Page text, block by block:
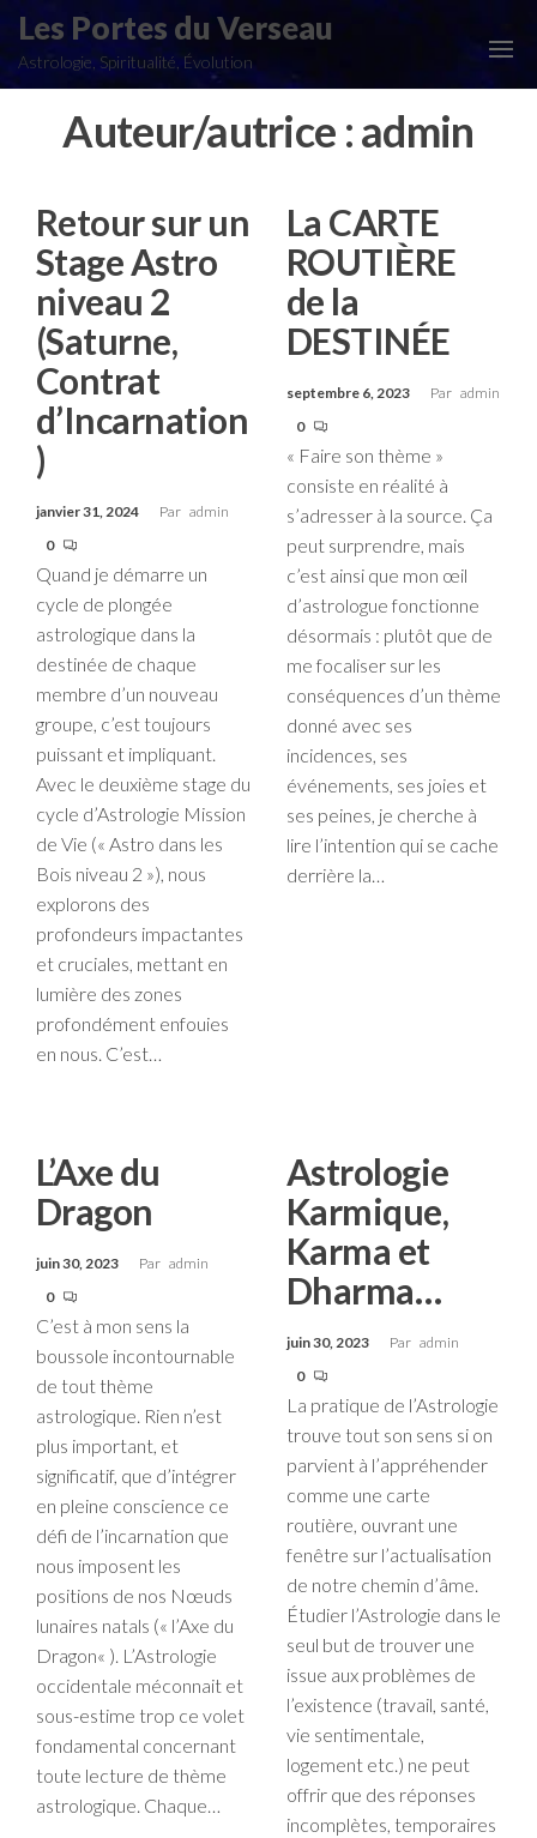
Aller
contenu
Les Portes du Verseau
Astrologie, Spiritualité, Évolution
Auteur/autrice :admin
Retour sur un
Stage Astro
niveau 2
(Saturne,
Contrat
d’Incarnation
)
janvier 31, 2024 Par admin
0
Quand je démarre un
cycle de plongée
astrologique dans la
destinée de chaque
membre d’un nouveau
groupe, c’est toujours
puissant et impliquant.
Avec le deuxième stage du
cycle d’Astrologie Mission
de Vie (« Astro dans les
Bois niveau 2 »), nous
explorons des
profondeurs impactantes
et cruciales, mettant en
lumière des zones
profondément enfouies
en nous. C’est…
La CARTE
ROUTIÈRE
de la
DESTINÉE
septembre 6, 2023 Par admin
0
« Faire son thème »
consiste en réalité à
s’adresser à la source. Ça
peut surprendre, mais
c’est ainsi que mon œil
d’astrologue fonctionne
désormais : plutôt que de
me focaliser sur les
conséquences d’un thème
donné avec ses
incidences, ses
événements, ses joies et
ses peines, je cherche à
lire l’intention qui se cache
derrière la…
L’Axe du
Dragon
juin 30, 2023 Par admin
0
C’est à mon sens la
boussole incontournable
de tout thème
astrologique. Rien n’est
plus important, et
significatif, que d’intégrer
en pleine conscience ce
défi de l’incarnation que
nous imposent les
positions de nos Nœuds
lunaires natals (« l’Axe du
Dragon« ). L’Astrologie
occidentale méconnait et
sous-estime trop ce volet
fondamental concernant
toute lecture de thème
astrologique. Chaque…
Astrologie
Karmique,
Karma et
Dharma…
juin 30, 2023 Par admin
0
La pratique de l’Astrologie
trouve tout son sens si on
parvient à l’appréhender
comme une carte
routière, ouvrant une
fenêtre sur l’actualisation
de notre chemin d’âme.
Étudier l’Astrologie dans le
seul but de trouver une
issue aux problèmes de
l’existence (travail, santé,
vie sentimentale,
logement etc.) ne peut
offrir que des réponses
incomplètes, temporaires